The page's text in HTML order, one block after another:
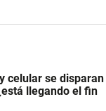
celular se disparan
llegando el fin